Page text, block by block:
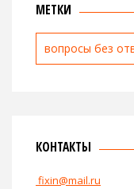
МЕТКИ
вопросы без
КОНТАКТЫ
fixin@mail.ru